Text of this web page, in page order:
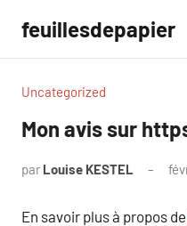
contenu
feuillesdepapier
Uncategorized
Mon avis sur
par Louise KESTEL
En savoir plus à propos de